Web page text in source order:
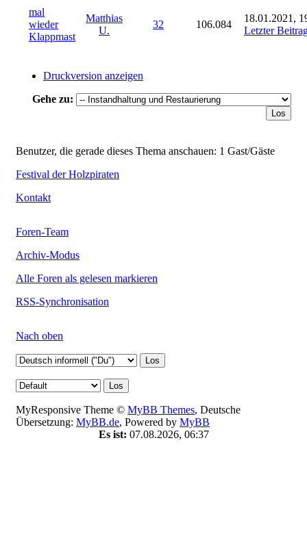
mal
wieder
Klappmast
Matthias
U.
32 106.084
18.01.2021,
Letzter
Druckversion anzeigen
Gehe zu:
Benutzer, die gerade dieses Thema anschauen: 1 Gast/Gäste
Festival der Holzpiraten
Kontakt
Foren-Team
Archiv-Modus
Alle Foren als gelesen markieren
RSS-Synchronisation
Nach oben
MyResponsive Theme © MyBB Themes, Deutsche
Übersetzung: MyBB.de, Powered by MyBB
Es ist: 07.08.2026, 06:37